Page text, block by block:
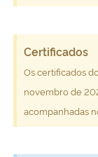
Certificados
Os certificados
novembro de
acompanhadas